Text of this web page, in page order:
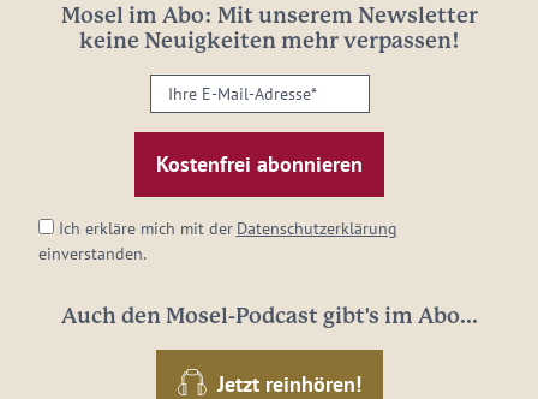
Mosel im Abo: Mit unserem Newsletter
keine Neuigkeiten mehr verpassen!
Ihre
E-
Mail-
Adresse:
Ich erkläre mich mit der Datenschutzerklärung
einverstanden.
Auch den Mosel-Podcast gibt's im Abo...
Jetzt reinhören!